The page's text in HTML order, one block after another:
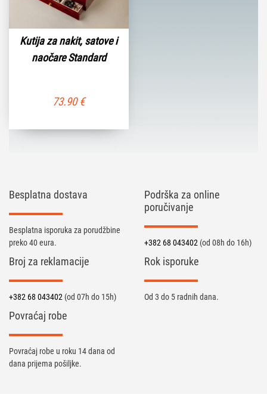
Kutija za nakit, satove i
naočare Standard
73.90€
Besplatna dostava
Besplatna isporuka za porudžbine
preko 40 eura.
Podrška za online
poručivanje
+382 68 043402 (od 08h do 16h)
Broj za reklamacije
+382 68 043402 (od 07h do 15h)
Rok isporuke
Od 3 do 5 radnih dana.
Povraćaj robe
Povraćaj robe u roku 14 dana od
dana prijema pošiljke.